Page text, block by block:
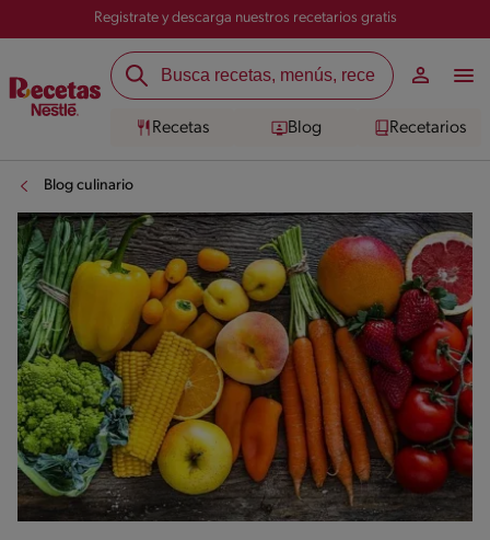
Registrate y descarga nuestros recetarios gratis
Recetas Blog Recetarios
Blog culinario